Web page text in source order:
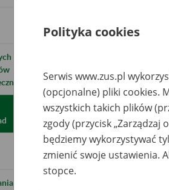
przez
do
Ukryj
Nazwa
zlikwidowanego
zakładu pracy
Spółdzielnia Pracy
Przemysłu
Odzieżowego
POMORZANKA -
Polityka cookies
Serwis www.zus.pl
(opcjonalne) pliki cookies.
wszystkich takich plików
zgody (przycisk „Zarządzaj
będziemy wykorzystywać
zmienić swoje ustawienia.
stopce.